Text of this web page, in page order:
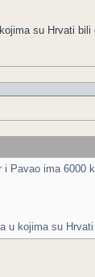
su Hrvati
Pavao ima 6000
kojima su